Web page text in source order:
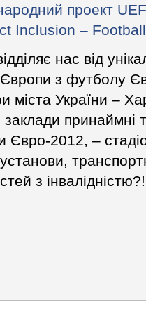
нас від
Європи з футболу
міста України –
заклади принаймні
Євро-2012, –
з інвалідністю?!